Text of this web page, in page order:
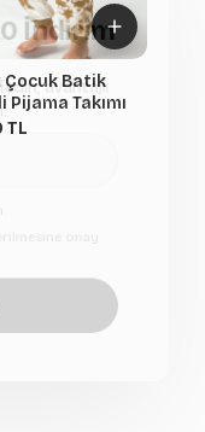
Çocuk Batik
Pijama Takımı
TL
İndirim
avantajlı
onay